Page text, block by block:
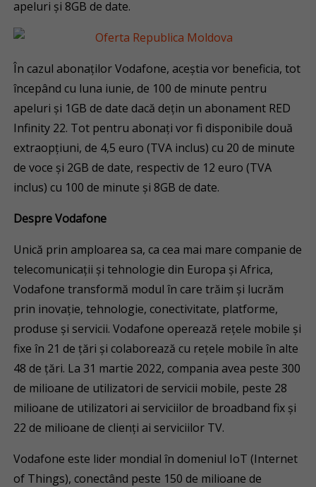
apeluri și 8GB de date.
În cazul abonaților Vodafone, aceștia vor beneficia, tot
începând cu luna iunie, de 100 de minute pentru
apeluri și 1GB de date dacă dețin un abonament RED
Infinity 22. Tot pentru abonați vor fi disponibile două
extraopțiuni, de 4,5 euro (TVA inclus) cu 20 de minute
de voce și 2GB de date, respectiv de 12 euro (TVA
inclus) cu 100 de minute și 8GB de date.
Despre Vodafone
Unică prin amploarea sa, ca cea mai mare companie de
telecomunicații și tehnologie din Europa și Africa,
Vodafone transformă modul în care trăim și lucrăm
prin inovație, tehnologie, conectivitate, platforme,
produse și servicii. Vodafone operează rețele mobile și
fixe în 21 de țări și colaborează cu rețele mobile în alte
48 de țări. La 31 martie 2022, compania avea peste 300
de milioane de utilizatori de servicii mobile, peste 28
milioane de utilizatori ai serviciilor de broadband fix și
22 de milioane de clienți ai serviciilor TV.
Vodafone este lider mondial în domeniul IoT (Internet
of Things), conectând peste 150 de milioane de